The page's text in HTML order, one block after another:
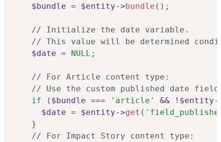
$bundle = $entity->bundle ( ) ;
// Initialize the date variable.
// This value will be determined
$date = NULL ;
// For Article content type:
// Use the custom published date
if
( $bundle === 'article' && ! $entity-
$date = $entity->get (
}
// For Impact Story content type: